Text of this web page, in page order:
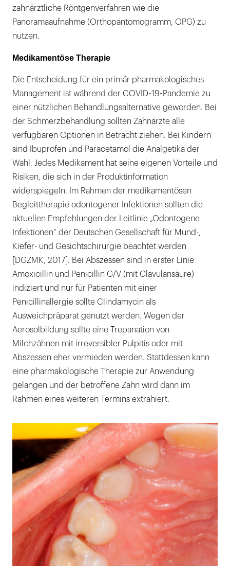
zahnärztliche Röntgenverfahren wie die
Panoramaaufnahme (Orthopantomogramm, OPG) zu
nutzen.
Medikamentöse Therapie
Die Entscheidung für ein primär pharmakologisches
Management ist während der COVID-19-Pandemie zu
einer nützlichen Behandlungsalternative geworden. Bei
der Schmerzbehandlung sollten Zahnärzte alle
verfügbaren Optionen in Betracht ziehen. Bei Kindern
sind Ibuprofen und Paracetamol die Analgetika der
Wahl. Jedes Medikament hat seine eigenen Vorteile und
Risiken, die sich in der Produktinformation
widerspiegeln. Im Rahmen der medikamentösen
Begleittherapie odontogener Infektionen sollten die
aktuellen Empfehlungen der Leitlinie „Odontogene
Infektionen“ der Deutschen Gesellschaft für Mund-,
Kiefer- und Gesichtschirurgie beachtet werden
[DGZMK, 2017]. Bei Abszessen sind in erster Linie
Amoxicillin und Penicillin G/V (mit Clavulansäure)
indiziert und nur für Patienten mit einer
Penicillinallergie sollte Clindamycin als
Ausweichpräparat genutzt werden. Wegen der
Aerosolbildung sollte eine Trepanation von
Milchzähnen mit irreversibler Pulpitis oder mit
Abszessen eher vermieden werden. Stattdessen kann
eine pharmakologische Therapie zur Anwendung
gelangen und der betroffene Zahn wird dann im
Rahmen eines weiteren Termins extrahiert.